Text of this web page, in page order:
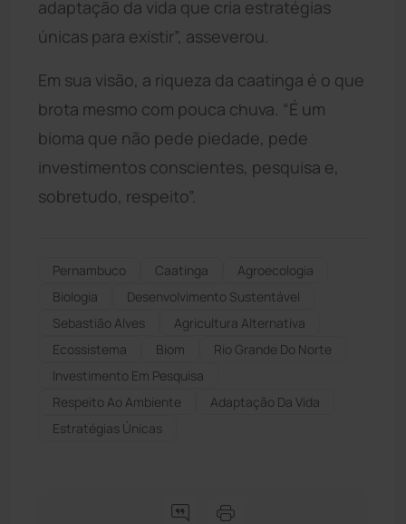
adaptação da vida que cria estratégias
únicas para existir”, asseverou.
Em sua visão, a riqueza da caatinga é o que
brota mesmo com pouca chuva. “É um
bioma que não pede piedade, pede
investimentos conscientes, pesquisa e,
sobretudo, respeito”.
Pernambuco Caatinga
Agroecologia
Biologia
Desenvolvimento Sustentável
Sebastião Alves
Agricultura Alternativa
Ecossistema
Biom
Rio Grande Do Norte
Investimento Em Pesquisa
Respeito Ao Ambiente
Adaptação Da Vida
Estratégias Únicas